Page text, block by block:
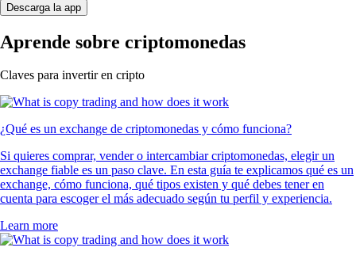
Descarga la app
Aprende sobre criptomonedas
Claves para invertir en cripto
¿Qué es un exchange de criptomonedas y cómo funciona?
Si quieres comprar, vender o intercambiar criptomonedas, elegir un
exchange fiable es un paso clave. En esta guía te explicamos qué es un
exchange, cómo funciona, qué tipos existen y qué debes tener en
cuenta para escoger el más adecuado según tu perfil y experiencia.
Learn more